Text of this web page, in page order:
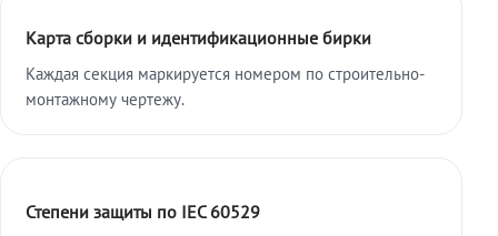
Карта сборки и идентификационные бирки
Каждая секция маркируется номером по строительно-
монтажному чертежу.
Степени защиты по IEC 60529